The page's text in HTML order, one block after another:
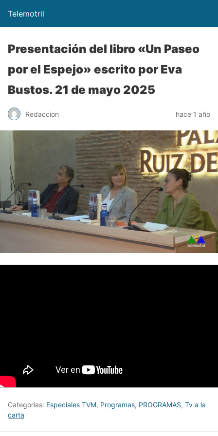
Telemotril
Presentación del libro «Un Paseo
por el Espejo» escrito por Eva
Bustos. 21 de mayo 2025
Redaccion hace 1 año
Categorías: Especiales TVM, Programas, PROGRAMAS, Tv a la
carta